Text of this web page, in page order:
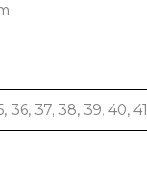
36, 37, 38, 39, 40, 41